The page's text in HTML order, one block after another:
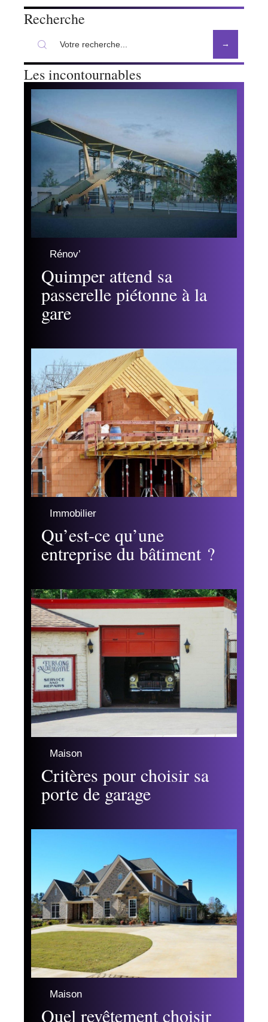
Recherche
Les incontournables
Rénov’
Quimper attend sa
passerelle piétonne à la
gare
Immobilier
Qu’est-ce qu’une
entreprise du bâtiment ?
Maison
Critères pour choisir sa
porte de garage
Maison
Quel revêtement choisir